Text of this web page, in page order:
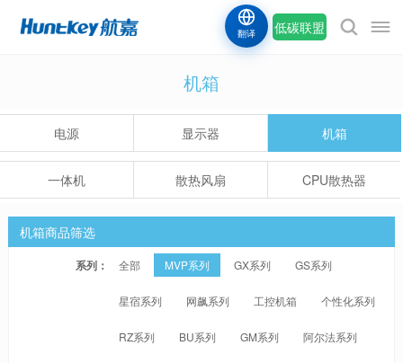
低碳联盟
翻译
机箱
电源 显示器 机箱
一体机 散热风扇 CPU散热器
机箱商品筛选
系列： 全部 MVP系列 GX系列 GS系列
星宿系列 网飙系列 工控机箱 个性化系列
RZ系列 BU系列 GM系列 阿尔法系列